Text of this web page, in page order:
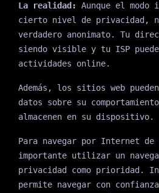
La realidad: Aunque el
cierto nivel de privacidad,
verdadero anonimato. Tu
siendo visible y tu ISP
actividades online.
Además, los sitios web
datos sobre su
almacenen en su dispositivo.
Para navegar por Internet de
importante utilizar un
privacidad como prioridad.
permite navegar con